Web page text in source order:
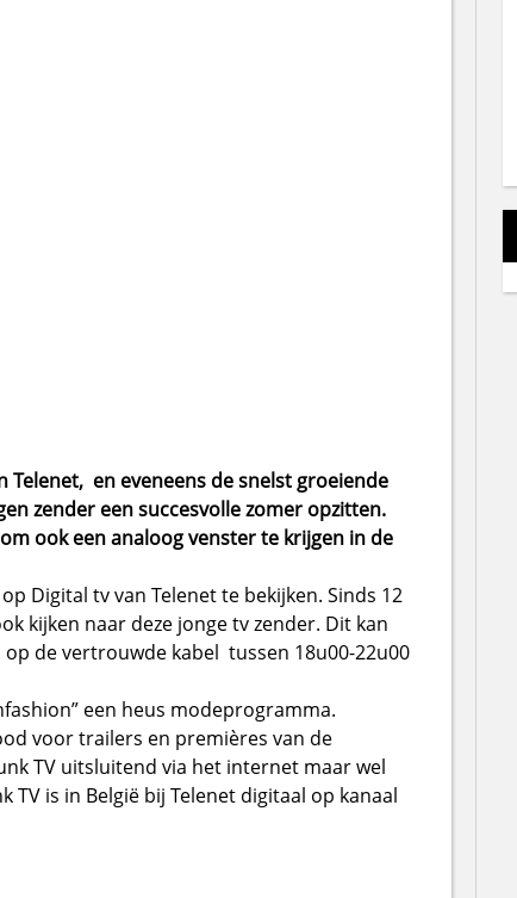
Telenet, en eveneens de snelst groeiende
zender een succesvolle zomer opzitten.
ook een analoog venster te krijgen in de
Digital tv van Telenet te bekijken. Sinds 12
kijken naar deze jonge tv zender. Dit kan
de vertrouwde kabel tussen 18u00-22u00
een heus modeprogramma.
voor trailers en premières van de
TV uitsluitend via het internet maar wel
is in België bij Telenet digitaal op kanaal